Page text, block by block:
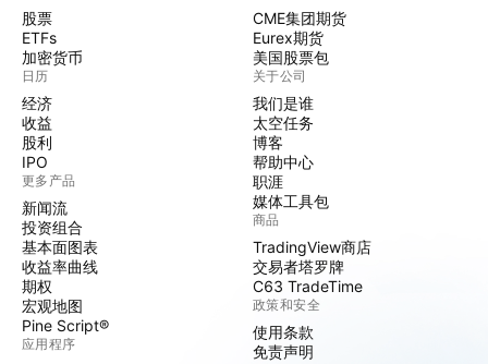
股票
ETFs
加密货币
日历
经济
收益
股利
IPO
更多产品
新闻流
投资组合
基本面图表
收益率曲线
期权
宏观地图
Pine Script®
应用程序
CME集团期货
Eurex期货
美国股票包
关于公司
我们是谁
太空任务
博客
帮助中心
职涯
媒体工具包
商品
TradingView商店
交易者塔罗牌
C63 TradeTime
政策和安全
使用条款
免责声明